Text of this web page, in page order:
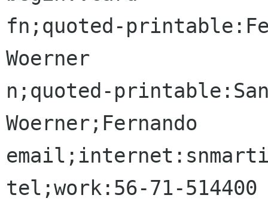
fn;quoted-
Woerner
n;quoted-printable:San
Woerner;Fernando
tel;work:56-71-514400